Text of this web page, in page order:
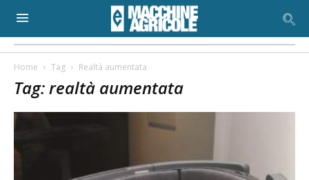
Home Tag Realtà aumentata
Tag: realtà aumentata